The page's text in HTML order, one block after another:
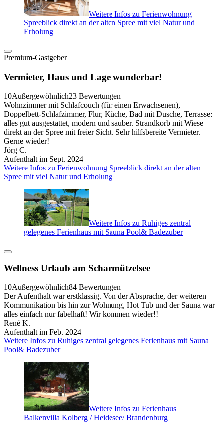
Weitere Infos zu Ferienwohnung
Spreeblick direkt an der alten Spree mit viel Natur und
Erholung
Premium-Gastgeber
Vermieter, Haus und Lage wunderbar!
10Außergewöhnlich23 Bewertungen
Wohnzimmer mit Schlafcouch (für einen Erwachsenen),
Doppelbett-Schlafzimmer, Flur, Küche, Bad mit Dusche, Terrasse:
alles gut ausgestattet, modern und sauber. Strandkorb mit Wiese
direkt an der Spree mit freier Sicht. Sehr hilfsbereite Vermieter.
Gerne wieder!
Jörg C.
Aufenthalt im Sept. 2024
Weitere Infos zu Ferienwohnung Spreeblick direkt an der alten
Spree mit viel Natur und Erholung
Weitere Infos zu Ruhiges zentral
gelegenes Ferienhaus mit Sauna Pool& Badezuber
Wellness Urlaub am Scharmützelsee
10Außergewöhnlich84 Bewertungen
Der Aufenthalt war erstklassig. Von der Absprache, der weiteren
Kommunikation bis hin zur Wohnung, Hot Tub und der Sauna war
alles einfach nur fabelhaft! Wir kommen wieder!!
René K.
Aufenthalt im Feb. 2024
Weitere Infos zu Ruhiges zentral gelegenes Ferienhaus mit Sauna
Pool& Badezuber
Weitere Infos zu Ferienhaus
Balkenvilla Kolberg / Heidesee/ Brandenburg